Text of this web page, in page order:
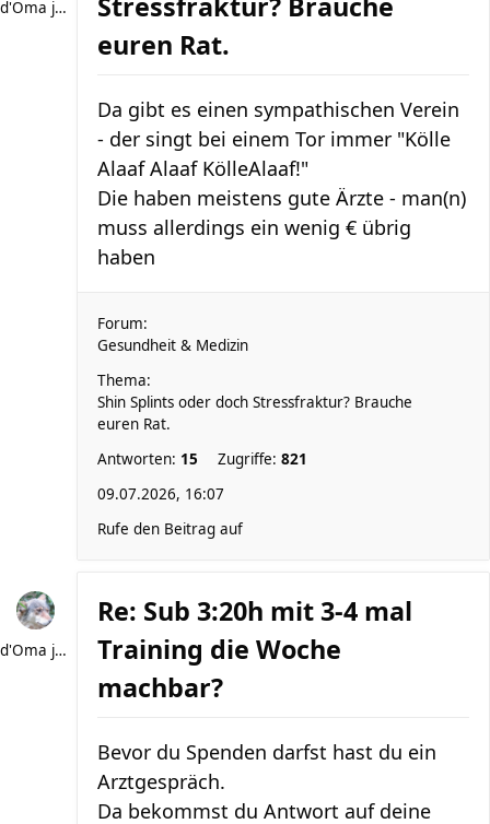
d'Oma joggt
euren Rat.
Da gibt es einen sympathischen Verein
- der singt bei einem Tor immer "Kölle
Alaaf Alaaf KölleAlaaf!"
Die haben meistens gute Ärzte - man(n)
muss allerdings ein wenig € übrig
haben
Forum:
Gesundheit & Medizin
Thema:
Shin Splints oder doch Stressfraktur? Brauche
euren Rat.
Antworten: 15 Zugriffe: 821
09.07.2026, 16:07
Rufe den Beitrag auf
d'Oma joggt
Re: Sub 3:20h mit 3-4 mal
Training die Woche
machbar?
Bevor du Spenden darfst hast du ein
Arztgespräch.
Da bekommst du Antwort auf deine